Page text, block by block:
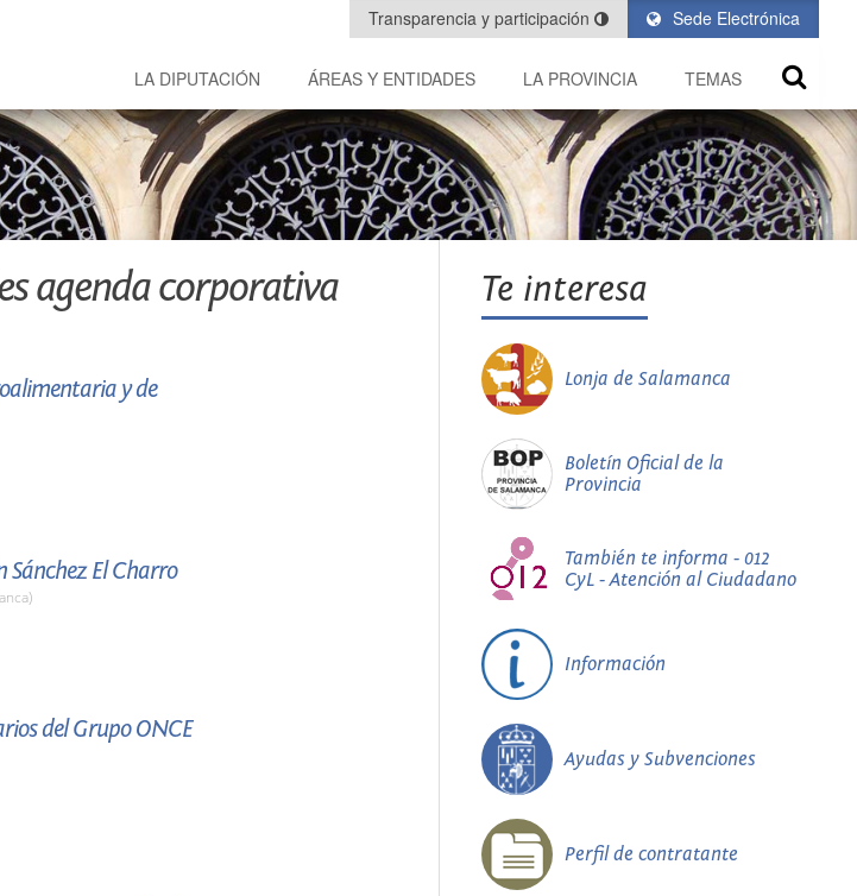
Sede Electrónica
Transparencia y participación
LA DIPUTACIÓN ÁREAS Y ENTIDADES LA PROVINCIA TEMAS
agenda corporativa
y de
Sánchez El Charro
del Grupo ONCE
Te interesa
Lonja de Salamanca
Boletín Oficial de la
Provincia
También te informa - 012
CyL - Atención al Ciudadano
Información
Ayudas y Subvenciones
Perfil de contratante